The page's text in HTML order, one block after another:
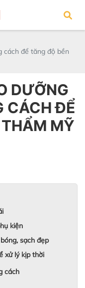
cách để tăng độ bền
DƯỠNG
CÁCH ĐỂ
MỸ
kiện
sạch đẹp
xử lý kịp thời
cách